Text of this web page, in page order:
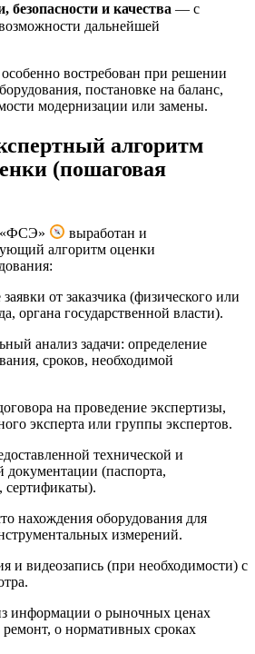
безопасности и качества — с
дальнейшей
востребован при решении
постановке на баланс,
модернизации или замены.
алгоритм
(пошаговая
«ФСЭ»
выработан и
алгоритм оценки
от заказчика (физического или
органа государственной власти).
анализ задачи: определение
сроков, необходимой
на проведение экспертизы,
эксперта или группы экспертов.
технической и
документации (паспорта,
сертификаты).
нахождения оборудования для
измерений.
и видеозапись (при необходимости) с
информации о рыночных ценах
ремонт, о нормативных сроках